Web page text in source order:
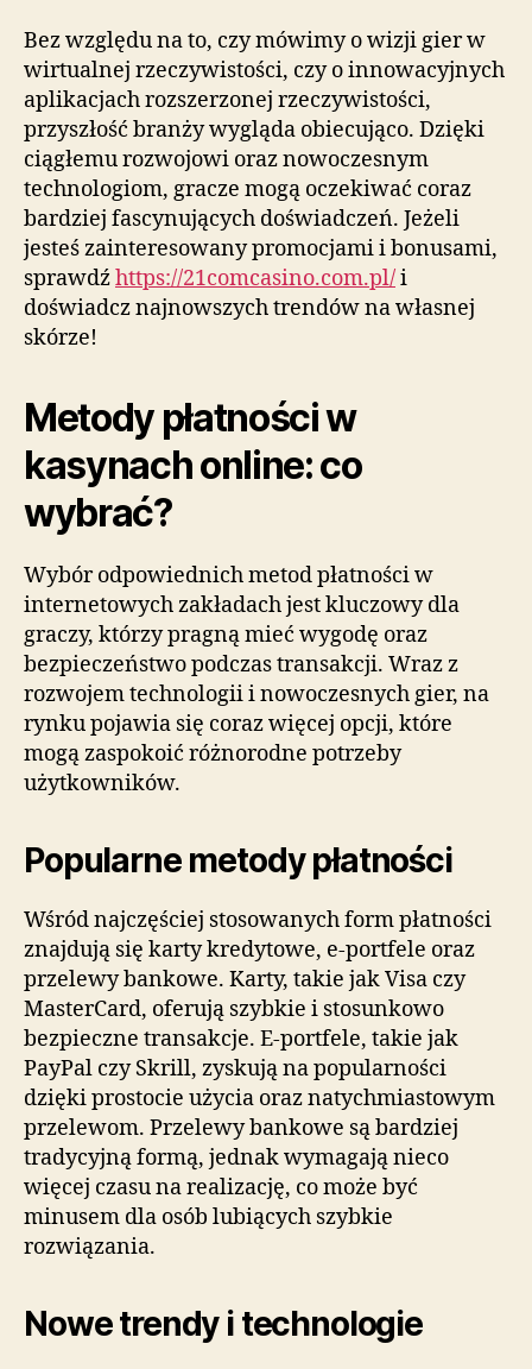
Bez względu na to, czy mówimy o wizji gier w
wirtualnej rzeczywistości, czy o innowacyjnych
aplikacjach rozszerzonej rzeczywistości,
przyszłość branży wygląda obiecująco. Dzięki
ciągłemu rozwojowi oraz nowoczesnym
technologiom, gracze mogą oczekiwać coraz
bardziej fascynujących doświadczeń. Jeżeli
jesteś zainteresowany promocjami i bonusami,
sprawdźhttps://21comcasino.com.pl/i
doświadcz najnowszych trendów na własnej
skórze!
Metody płatności w
kasynach online: co
wybrać?
Wybór odpowiednich metod płatności w
internetowych zakładach jest kluczowy dla
graczy, którzy pragną mieć wygodę oraz
bezpieczeństwo podczas transakcji. Wraz z
rozwojem technologii i nowoczesnych gier, na
rynku pojawia się coraz więcej opcji, które
mogą zaspokoić różnorodne potrzeby
użytkowników.
Popularne metody płatności
Wśród najczęściej stosowanych form płatności
znajdują się karty kredytowe, e-portfele oraz
przelewy bankowe. Karty, takie jak Visa czy
MasterCard, oferują szybkie i stosunkowo
bezpieczne transakcje. E-portfele, takie jak
PayPal czy Skrill, zyskują na popularności
dzięki prostocie użycia oraz natychmiastowym
przelewom. Przelewy bankowe są bardziej
tradycyjną formą, jednak wymagają nieco
więcej czasu na realizację, co może być
minusem dla osób lubiących szybkie
rozwiązania.
Nowe trendy i technologie